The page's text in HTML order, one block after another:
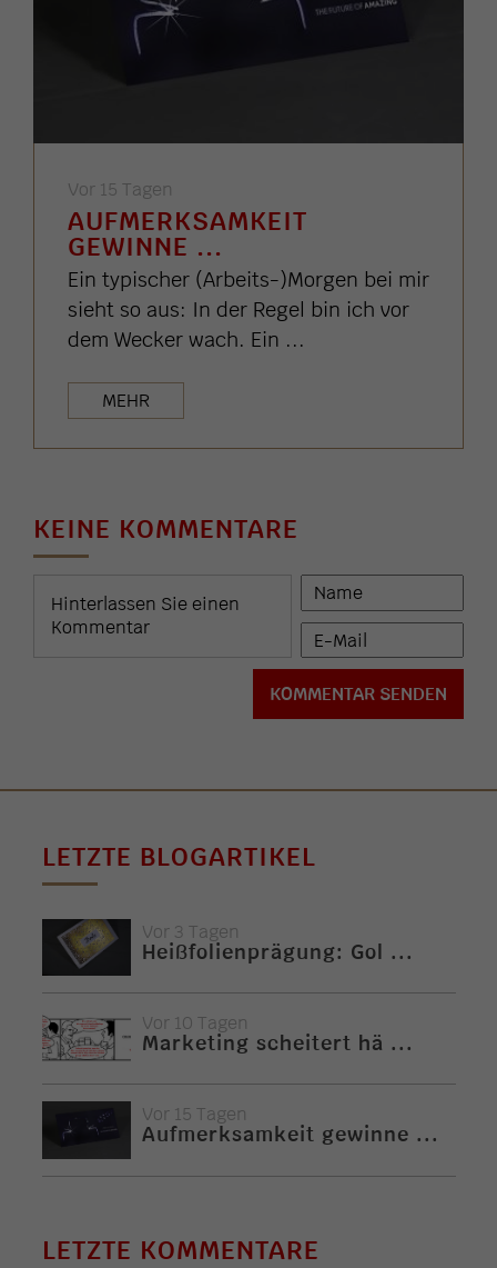
Vor 15 Tagen
AUFMERKSAMKEIT
GEWINNE ...
Ein typischer (Arbeits-)Morgen bei mir
sieht so aus: In der Regel bin ich vor
dem Wecker wach. Ein ...
MEHR
KEINE KOMMENTARE
LETZTE BLOGARTIKEL
Vor 3 Tagen
Heißfolienprägung: Gol ...
Vor 10 Tagen
Marketing scheitert hä ...
Vor 15 Tagen
Aufmerksamkeit gewinne ...
LETZTE KOMMENTARE